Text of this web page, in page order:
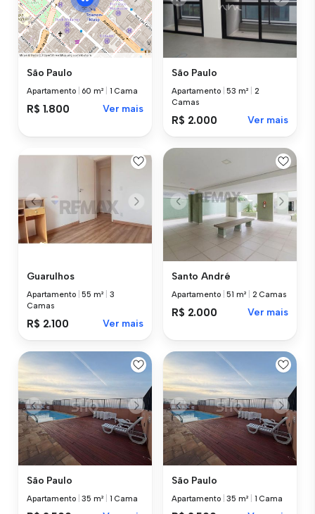
São Paulo
Apartamento 60 m² 1 Cama
R$ 1.800 Ver mais
São Paulo
Apartamento |53 m²
2
Camas
R$ 2.000 Ver mais
Guarulhos
Apartamento |55 m²
3
Camas
R$ 2.100 Ver mais
Santo André
Apartamento |51 m² 2 Camas
R$ 2.000 Ver mais
São Paulo
Apartamento |35 m² 1 Cama
São Paulo
Apartamento |35 m² 1 Cama